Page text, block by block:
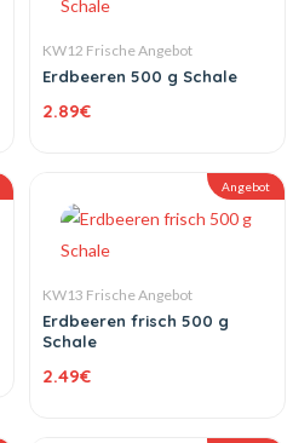
KW12 Frische Angebot
Erdbeeren 500 g Schale
2.89€
Angebot
KW13 Frische Angebot
Erdbeeren frisch 500 g
Schale
2.49€